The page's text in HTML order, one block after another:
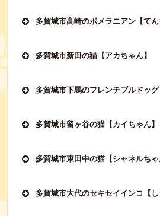
多賀城市高崎のポメラニアン【てん
多賀城市新田の猫【アカちゃん】
多賀城市下馬のフレンチブルドッグ
多賀城市留ヶ谷の猫【カイちゃん】
多賀城市東田中の猫【シャネルちゃ
多賀城市大代のセキセイインコ【し